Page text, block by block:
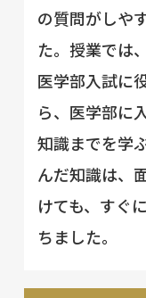
の質問がしや
た。授業では
医学部入試に
ら、医学部に
知識までを学
んだ知識は、
けても、すぐ
ちました。